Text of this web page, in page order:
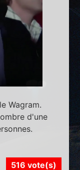
Wagram.
d'une
516 vote(s)